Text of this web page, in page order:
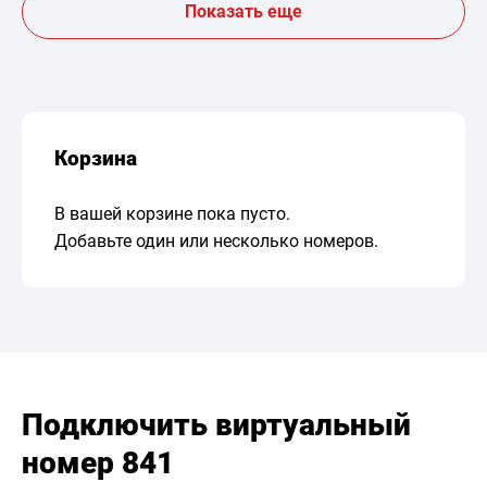
Показать еще
Корзина
В вашей корзине пока пусто.
Добавьте один или несколько номеров.
Подключить виртуальный
номер 841